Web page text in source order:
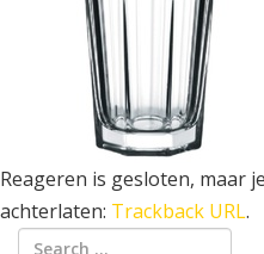
Reageren is gesloten, maar
achterlaten: Trackback URL.